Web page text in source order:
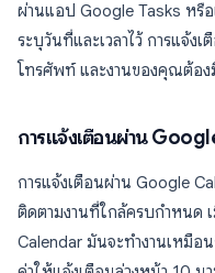
ผ่านแอป Google Tasks หรื
ระบุวันที่และเวลาไว้ การแจ้ง
โทรศัพท์ และงานของคุณต้อง
การแจ้งเตือนผ่าน
การแจ้งเตือนผ่าน Google
ติดตามงานที่ใกล้ครบกำหนด
Calendar มันจะทำงานเหมื